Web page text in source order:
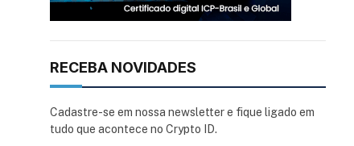
RECEBA NOVIDADES
Cadastre-se em nossa newsletter e fique ligado em
tudo que acontece no Crypto ID.